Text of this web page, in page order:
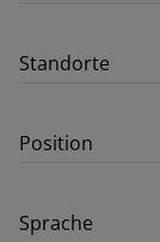
Standorte
Position
Sprache